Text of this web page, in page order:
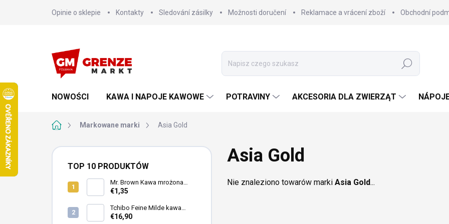
Opinie o sklepie Kontakty Sledování zásilky Možnosti doručení Reklamace a vrácení zboží Obchodní
Szukaj
NOWOŚCI KAWA I NAPOJE KAWOWE POTRAVINY AKCESORIA DLA ZWIERZĄT
HomeMarkowane marki Asia Gold
P
TOP 10 PRODUKTÓW
Mr. Brown Kawa mrożona
Black puszka 240ml
€1,35
Tchibo Feine Milde kawa
mielona 4x250g
€16,90
Asia Gold
Nie znaleziono towarów marki Asia Gold...